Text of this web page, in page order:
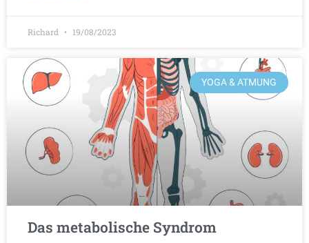
Richard 19/08/2023
YOGA & ATMUNG
Das metabolische Syndrom